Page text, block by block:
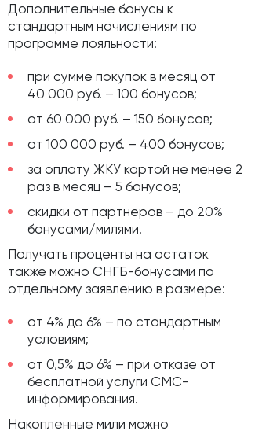
Дополнительные бонусы к
стандартным начислениям по
программе лояльности:
при сумме покупок в месяц от
40 000 руб. – 100 бонусов;
от 60 000 руб. – 150 бонусов;
от 100 000 руб. – 400 бонусов;
за оплату ЖКУ картой не менее 2
раз в месяц – 5 бонусов;
скидки от партнеров – до 20%
бонусами/милями.
Получать проценты на остаток
также можно СНГБ-бонусами по
отдельному заявлению в размере:
от 4% до 6% – по стандартным
условиям;
от 0,5% до 6% – при отказе от
бесплатной услуги СМС-
информирования.
Накопленные мили можно